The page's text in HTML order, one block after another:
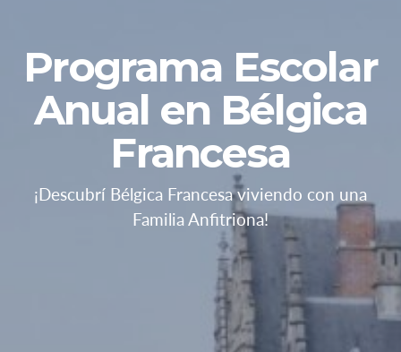
Programa Escolar
Anual en Bélgica
Francesa
¡Descubrí Bélgica Francesa viviendo con una
Familia Anfitriona!